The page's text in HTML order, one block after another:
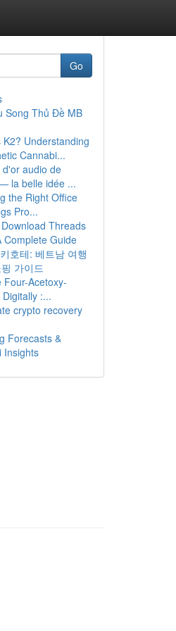
Go
Song Thủ Đề MB
K2? Understanding
Cannabi...
d'or audio de
la belle idée ...
the Right Office
Pro...
Threads
Complete Guide
호테: 베트남 여행
가이드
Four-Acetoxy-
:...
crypto recovery
Forecasts &
Insights